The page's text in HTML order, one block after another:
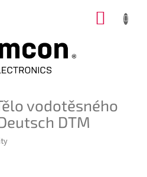
vodotěsného
DTM